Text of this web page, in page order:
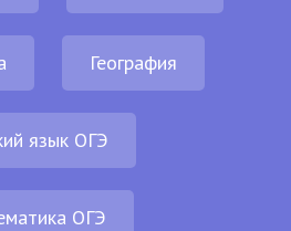
География
язык ОГЭ
ОГЭ